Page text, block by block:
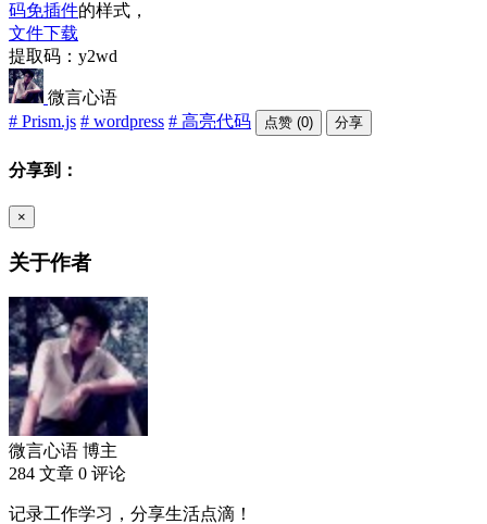
码免插件的样式，
文件下载
提取码：y2wd
微言心语
# Prism.js # wordpress # 高亮代码 点赞 (0) 分享
分享到：
×
关于作者
微言心语 博主
284 文章 0 评论
记录工作学习，分享生活点滴！